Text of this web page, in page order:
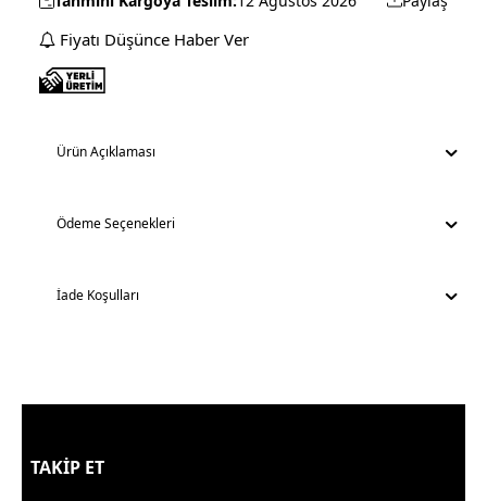
Fiyatı Düşünce Haber Ver
Ürün Açıklaması
Ödeme Seçenekleri
İade Koşulları
TAKİP ET